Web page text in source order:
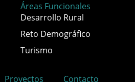
Áreas Funcionales
Desarrollo Rural
Reto Demográfico
Turismo
Proyectos Contacto